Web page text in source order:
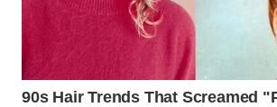
MALUKU
WN
MALUT